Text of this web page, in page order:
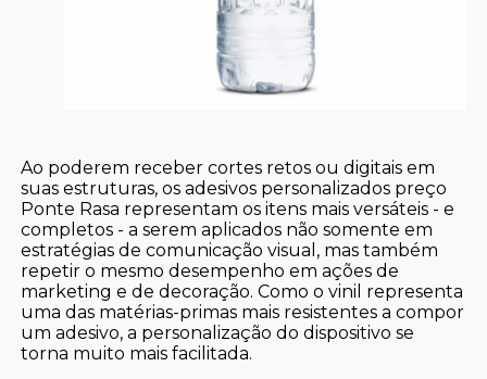
Ao poderem receber cortes retos ou digitais em
suas estruturas, os adesivos personalizados preço
Ponte Rasa representam os itens mais versáteis - e
completos - a serem aplicados não somente em
estratégias de comunicação visual, mas também
repetir o mesmo desempenho em ações de
marketing e de decoração. Como o vinil representa
uma das matérias-primas mais resistentes a compor
um adesivo, a personalização do dispositivo se
torna muito mais facilitada.